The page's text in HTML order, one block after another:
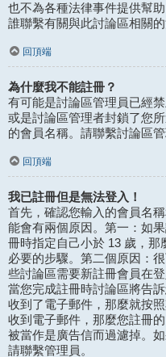
也不為各種法律事件提供幫
誰聯繫有關與此討論區相關
回頂端
為什麼我不能註冊？
有可能是討論區管理員已經
或是討論區管理者封鎖了您
的會員名稱。請聯繫討論區管
回頂端
我已註冊但是無法登入！
首先，確認您輸入的會員名
能會有兩個原因。第一：如
冊時指定自己小於 13 歲，
必要的步驟。第二個原因：
些討論區需要新註冊會員在
當您完成註冊時討論區將告
收到了電子郵件，那麼就按
收到電子郵件，那麼您註冊
被當作是廣告信而過濾掉。
請聯繫管理員。